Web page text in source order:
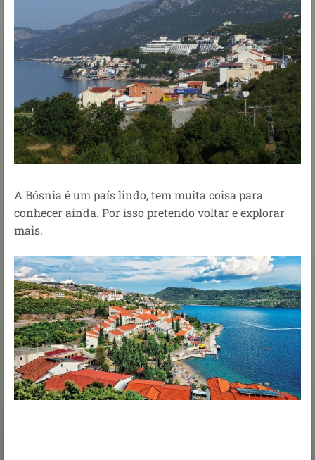
A Bósnia é um país lindo, tem muita coisa para
conhecer ainda. Por isso pretendo voltar e explorar
mais.